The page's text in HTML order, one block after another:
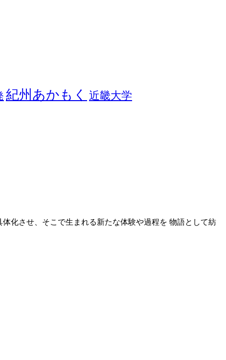
紀州あかもく 近畿大学
化させ、そこで生まれる新たな体験や過程を 物語として紡